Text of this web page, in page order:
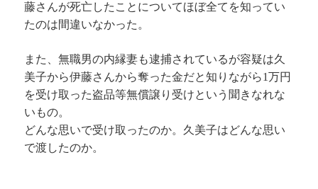
藤さんが死亡したことについてほぼ全てを知ってい
たのは間違いなかった。
また、無職男の内縁妻も逮捕されているが容疑は久
美子から伊藤さんから奪った金だと知りながら1万円
を受け取った盗品等無償譲り受けという聞きなれな
いもの。
どんな思いで受け取ったのか。久美子はどんな思い
で渡したのか。